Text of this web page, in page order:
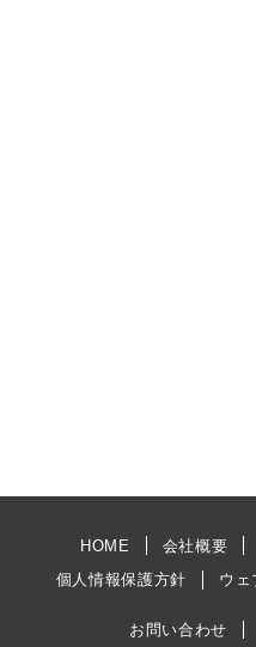
HOME 会社概要
個人情報保護方針
ウェ
お問い合わせ